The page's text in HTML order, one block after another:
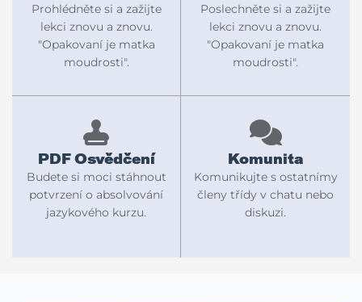
Prohlédněte si a zažijte
lekci znovu a znovu.
"Opakovaní je matka
moudrosti".
Poslechněte si a zažijte
lekci znovu a znovu.
"Opakovaní je matka
moudrosti".
PDF Osvědčení
Budete si moci stáhnout
potvrzení o absolvování
jazykového kurzu.
Komunita
Komunikujte s ostatnímy
členy třídy v chatu nebo
diskuzi.